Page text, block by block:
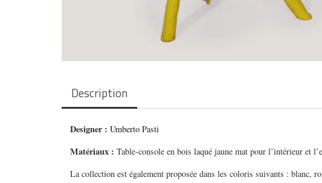
Description
Designer :Umberto Pasti
Matériaux : Table-console en bois laqué jaune mat pour l’intérieur et
La collection est également proposée dans les coloris suivants : blanc,